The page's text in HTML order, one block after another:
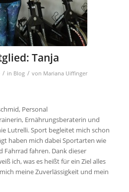
Tanja
/ in Blog / von Mariana Uiffinger
Personal
Ernährungsberaterin und
Lutrelli.Sport begleitet mich schon
haben mich dabei Sportarten wie
Fahrrad fahren. Dank dieser
ich, was es heißt für ein Ziel alles
meine Zuverlässigkeit und mein